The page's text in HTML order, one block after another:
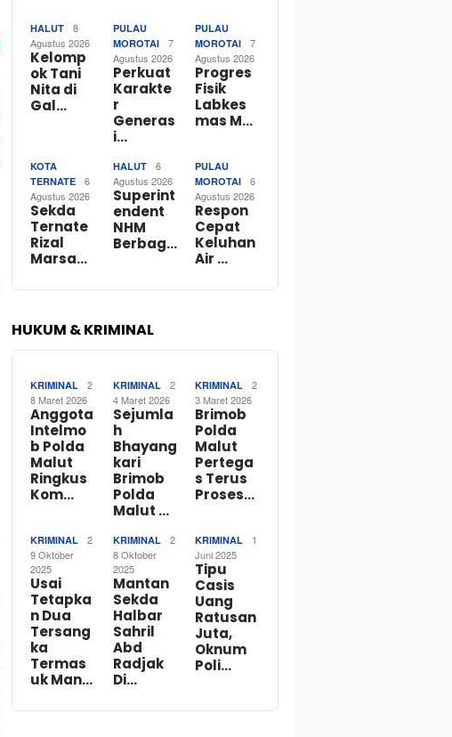
HALUT
8
Agustus 2026
Kelomp
ok Tani
Nita di
Gal…
PULAU
MOROTAI
7
Agustus 2026
Perkuat
Karakte
r
Generas
i…
PULAU
MOROTAI
7
Agustus 2026
Progres
Fisik
Labkes
mas M…
KOTA
TERNATE
6
Agustus 2026
Sekda
Ternate
Rizal
Marsa…
HALUT
6
Agustus 2026
Superint
endent
NHM
Berbag…
PULAU
MOROTAI
6
Agustus 2026
Respon
Cepat
Keluhan
Air …
HUKUM & KRIMINAL
KRIMINAL
2
8 Maret 2026
Anggota
Intelmo
b Polda
Malut
Ringkus
Kom…
KRIMINAL
2
4 Maret 2026
Sejumla
h
Bhayang
kari
Brimob
Polda
Malut …
KRIMINAL
2
3 Maret 2026
Brimob
Polda
Malut
Pertega
s Terus
Proses…
KRIMINAL
2
9 Oktober
2025
Usai
Tetapka
n Dua
Tersang
ka
Termas
uk Man…
KRIMINAL
2
8 Oktober
2025
Mantan
Sekda
Halbar
Sahril
Abd
Radjak
Di…
KRIMINAL
1
Juni 2025
Tipu
Casis
Uang
Ratusan
Juta,
Oknum
Poli…